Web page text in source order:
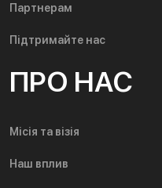
Партнерам
Підтримайте нас
ПРО НАС
Місія та візія
Наш вплив